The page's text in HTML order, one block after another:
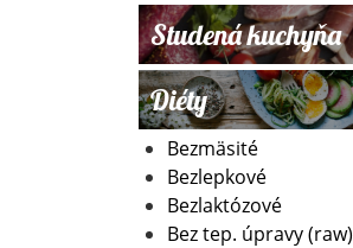
Studená kuchyňa
Diéty
Bezmäsité
Bezlepkové
Bezlaktózové
Bez tep. úpravy (raw)